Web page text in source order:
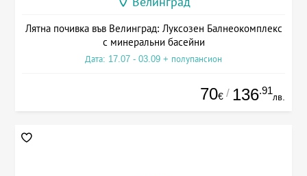
Лятна почивка във Велинград: Луксозен Балнеокомплекс
с минеральни басейни
Дата: 17.07 - 03.09 + полупансион
70€ / 136.91
лв.